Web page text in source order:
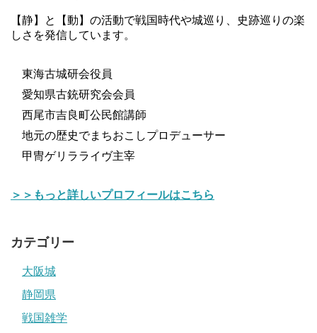
【静】と【動】の活動で戦国時代や城巡り、史跡巡りの楽
しさを発信しています。
東海古城研会役員
愛知県古銃研究会会員
西尾市吉良町公民館講師
地元の歴史でまちおこしプロデューサー
甲冑ゲリラライヴ主宰
＞＞もっと詳しいプロフィールはこちら
カテゴリー
大阪城
静岡県
戦国雑学